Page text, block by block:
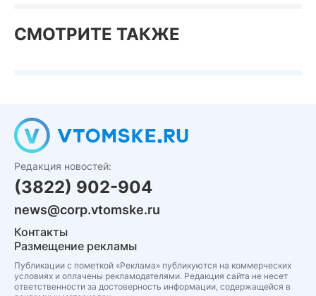
СМОТРИТЕ ТАКЖЕ
Редакция новостей:
(3822) 902-904
news@corp.vtomske.ru
Контакты
Размещение рекламы
Публикации с пометкой «Реклама» публикуются на коммерческих
условиях и оплачены рекламодателями. Редакция сайта не несет
ответственности за достоверность информации, содержащейся в